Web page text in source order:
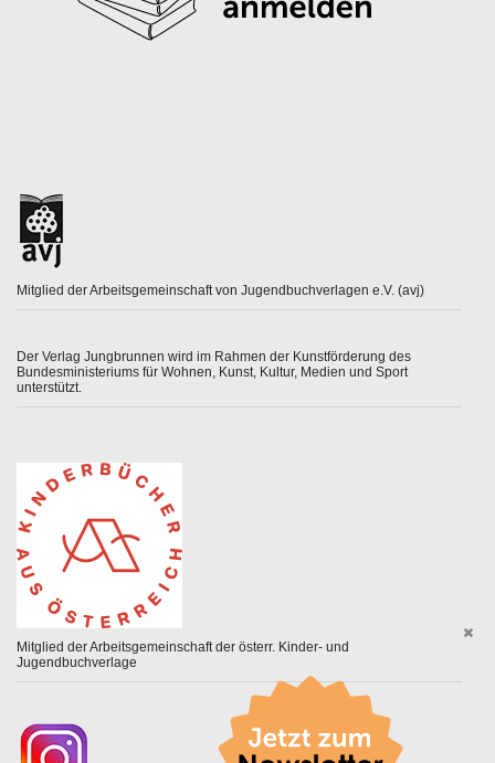
Mitglied der Arbeitsgemeinschaft von Jugendbuchverlagen e.V. (avj)
Der Verlag Jungbrunnen wird im Rahmen der Kunstförderung des
Bundesministeriums für Wohnen, Kunst, Kultur, Medien und Sport
unterstützt.
Mitglied der Arbeitsgemeinschaft der österr. Kinder- und
Jugendbuchverlage